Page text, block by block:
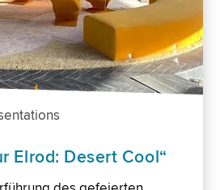
Elrod: Desert Cool“